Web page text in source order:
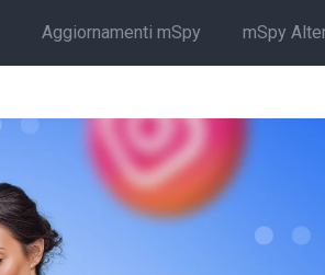
Aggiornamenti mSpy mSpy